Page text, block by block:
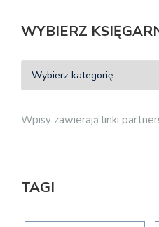
WYBIERZ
Wpisy zawierają linki
TAGI